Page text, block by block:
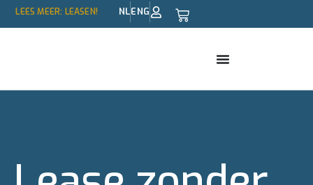
LEES MEER: LEASEN! NLENG